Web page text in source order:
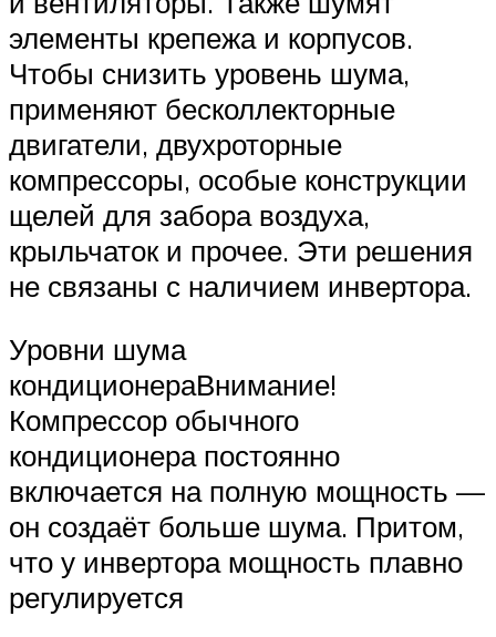
элементы крепежа и корпусов.
Чтобы снизить уровень шума,
применяют бесколлекторные
двигатели, двухроторные
компрессоры, особые конструкции
щелей для забора воздуха,
крыльчаток и прочее. Эти решения
не связаны с наличием инвертора.
Уровни шума
кондиционераВнимание!
Компрессор обычного
кондиционера постоянно
включается на полную мощность —
он создаёт больше шума. Притом,
что у инвертора мощность плавно
регулируется